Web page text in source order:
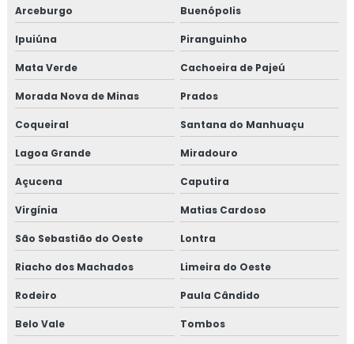
Arceburgo Buenópolis
Ipuiúna Piranguinho
Mata Verde Cachoeira de Pajeú
Morada Nova de Minas Prados
Coqueiral Santana do Manhuaçu
Lagoa Grande Miradouro
Açucena Caputira
Virgínia Matias Cardoso
São Sebastião do Oeste Lontra
Riacho dos Machados Limeira do Oeste
Rodeiro Paula Cândido
Belo Vale Tombos